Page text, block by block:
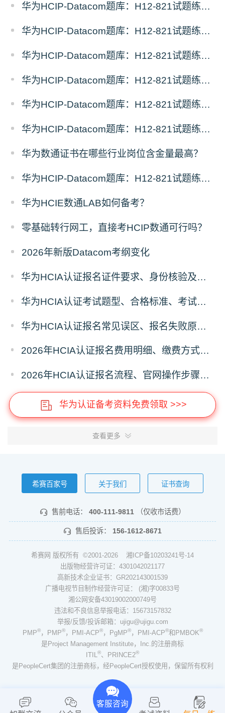
华为HCIP-Datacom题库：H12-821试题练习（7）
华为HCIP-Datacom题库：H12-821试题练习（6）
华为HCIP-Datacom题库：H12-821试题练习（5）
华为HCIP-Datacom题库：H12-821试题练习（4）
华为HCIP-Datacom题库：H12-821试题练习（3）
华为HCIP-Datacom题库：H12-821试题练习（2）
华为数通证书在哪些行业岗位含金量最高？
华为HCIP-Datacom题库：H12-821试题练习（1）
华为HCIE数通LAB如何备考？
零基础转行网工，直接考HCIP数通可行吗？
2026年新版Datacom考纲变化
华为HCIA认证报名证件要求、身份核验及考场入场规则
华为HCIA认证考试题型、合格标准、考试时长报名前置须知
华为HCIA认证报名常见误区、报名失败原因及解决方案汇总
2026年HCIA认证报名费用明细、缴费方式及省钱攻略
2026年HCIA认证报名流程、官网操作步骤及考场预约全指南
华为认证备考资料免费领取 >>>
查看更多
希赛百家号 关于我们 证书查询
售前电话： 400-111-9811 （仅收市话费）
售后投诉： 156-1612-8671
希赛网 版权所有 ©2001-2026 湘ICP备10203241号-14
出版物经营许可证：4301042021177
高新技术企业证书：GR202143001539
广播电视节目制作经营许可证： (湘)字00833号
湘公网安备43019002000749号
违法和不良信息举报电话：15673157832
举报/反馈/投诉邮箱：ujigu@ujigu.com
PMP®，PMP®，PMI-ACP®，PgMP®，PMI-ACP®和PMBOK®
是Project Management Institute，Inc.的注册商标
ITIL ®、PRINCE2®
是PeopleCert集团的注册商标，经PeopleCert授权使用，保留所有权利
客服咨询